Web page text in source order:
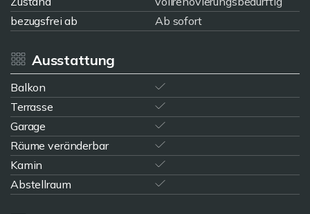
bezugsfrei ab
Ab sofort
Ausstattung
Balkon
Terrasse
Garage
Räume veränderbar
Kamin
Abstellraum